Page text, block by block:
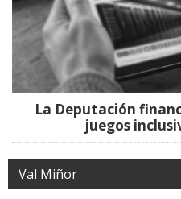
La Deputación
juegos
Val Miñor